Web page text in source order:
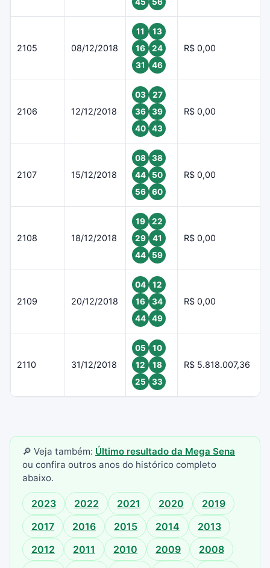
2105 08/12/2018
11
13
16
24
31
46
R$ 0,00
2106 12/12/2018
03
27
36
39
40
43
R$ 0,00
2107 15/12/2018
08
38
44
50
56
60
R$ 0,00
2108 18/12/2018
19
22
29
41
44
59
R$ 0,00
2109 20/12/2018
04
12
16
34
44
49
R$ 0,00
2110 31/12/2018
05
10
12
18
25
33
R$ 5.818.007,36
🔎 Veja também: Último resultado da Mega Sena
ou confira outros anos do histórico completo
abaixo.
2023 2022 2021 2020
2019
2017
2016 2015 2014
2013
2012
2011 2010 2009
2008